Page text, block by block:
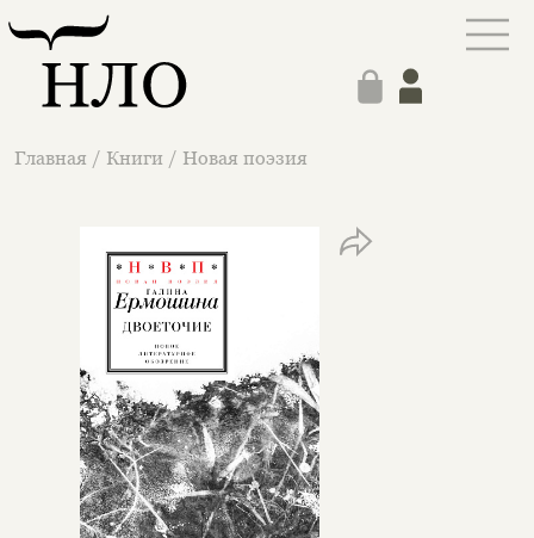
Главная / Книги / Новая поэзия